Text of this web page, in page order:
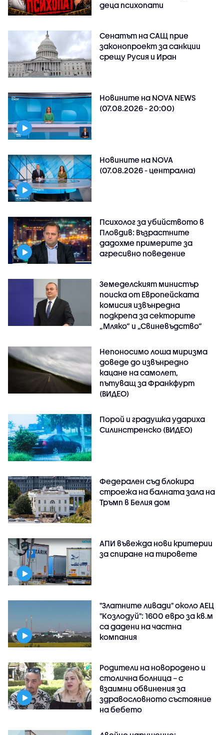
деца психопати
Сенатът на САЩ прие
законопроект за санкции
срещу Русия и Иран
Новините на NOVA NEWS
(07.08.2026 - 20:00)
Новините на NOVA
(07.08.2026 - централна)
Психолог за убийството в
Пловдив: Възрастните
дадохме примерите за
агресивно поведение
Земеделският министър
поиска от Европейската
комисия извънредна
подкрепа за секторите
„Мляко“ и „Свиневъдство“
Непоносимо лоша миризма
доведе до извънредно
кацане на самолет,
пътуващ за Франкфурт
(ВИДЕО)
Порой и градушка удариха
Силинстренско (ВИДЕО)
Федерален съд блокира
строежа на балната зала на
Тръмп в Белия дом
АПИ въвежда нови критерии
за спиране на тировете
"Златните ливади" около АЕЦ
"Козлодуй": 1600 евро за кв.м
са дадени на частна
компания
Родители на новородено и
столична болница – с
взаимни обвинения за
здравословното състояние
на бебето